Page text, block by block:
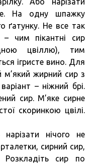
На одну шпажку
ґатунку. Не все так
чим пікантні сир
цвіллю), тим
ігристе вино. Для
м’який жирний сир з
– ніжний брі.
сир. М’яке сирне
скоринкою цвілі.
нічого не
сирний сир,
Розкладіть сир по